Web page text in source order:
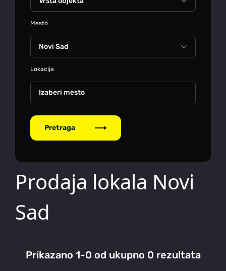
Mesto
Lokacija
Izaberi mesto
Pretraga
Prodaja lokala Novi
Sad
Prikazano 1-0 od ukupno 0 rezultata